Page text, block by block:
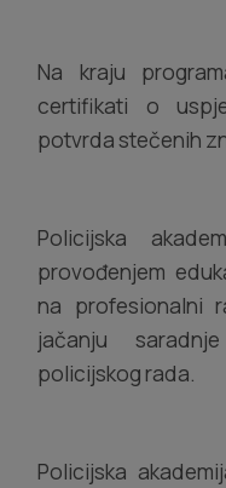
Na kraju
certifikati o
potvrda stečenih
Policijska
provođenjem
na profesionalni
jačanju
policijskog rada.
Policijska